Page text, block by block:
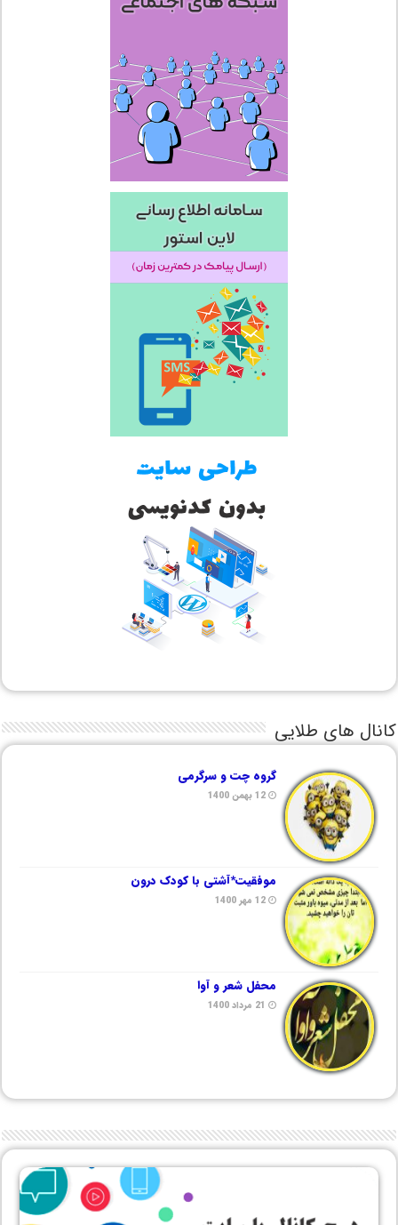
کانال های طلایی
گروه چت و سرگرمی
12 بهمن 1400
موفقیت*آشتی با کودک درون
12 مهر 1400
محفل شعر و آوا
21 مرداد 1400